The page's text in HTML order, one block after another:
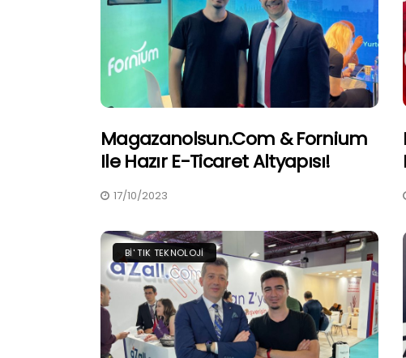
Magazanolsun.com & Fornium
Ile Hazır E-Ticaret Altyapısı!
17/10/2023
BI' TIK TEKNOLOJI